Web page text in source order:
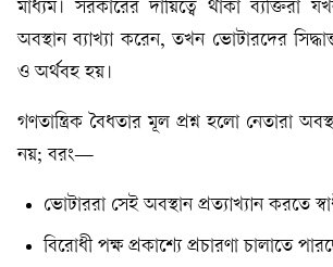
মাধ্যম। সরকারের দায়িত্বে থাকা ব্যক্তিরা
অবস্থান ব্যাখ্যা করেন, তখন ভোটারদের
ও অর্থবহ হয়।
গণতান্ত্রিক বৈধতার মূল প্রশ্ন হলো নেতারা
নয়; বরং—
ভোটাররা সেই অবস্থান প্রত্যাখ্যান করতে
বিরোধী পক্ষ প্রকাশ্যে প্রচারণা চালাতে